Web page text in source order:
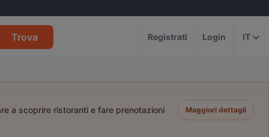
Trova Registrati Login IT
a scoprire ristoranti e fare prenotazioni Maggiori dettagli